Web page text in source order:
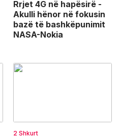
Rrjet 4G në hapësirë -
Akulli hënor në fokusin
bazë të bashkëpunimit
NASA-Nokia
2 Shkurt